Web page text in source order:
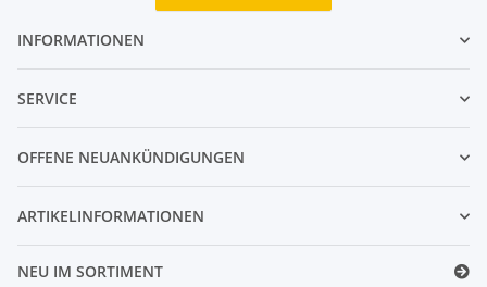
INFORMATIONEN
SERVICE
OFFENE NEUANKÜNDIGUNGEN
ARTIKELINFORMATIONEN
NEU IM SORTIMENT